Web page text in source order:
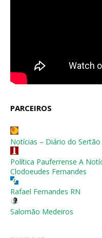
PARCEIROS
Notícias – Diário do Sertão
Política Pauferrense A
Clodoeudes Fernandes
Rafael Fernandes RN
Salomão Medeiros